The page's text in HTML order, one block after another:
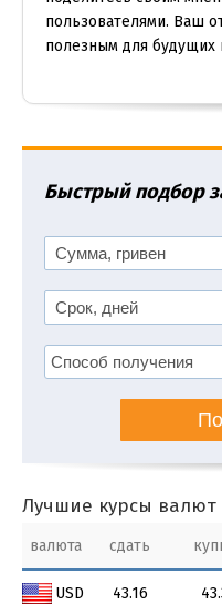
пользователями. Ваш
полезным для будущих
Быстрый подбор
Лучшие курсы валют
валюта сдать
USD 43.16